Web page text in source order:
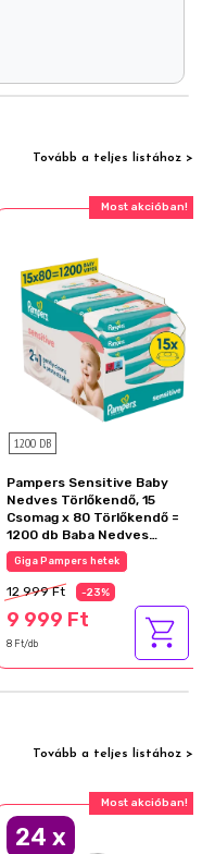
Tovább a teljes listához >
Most akcióban!
1200 DB
Pampers Sensitive Baby
Nedves Törlőkendő, 15
Csomag x 80 Törlőkendő =
1200 db Baba Nedves
Törlőkendő
Giga Pampers hetek
12 999 Ft -23%
9 999 Ft
8 Ft/db
Tovább a teljes listához >
Most akcióban!
24 x